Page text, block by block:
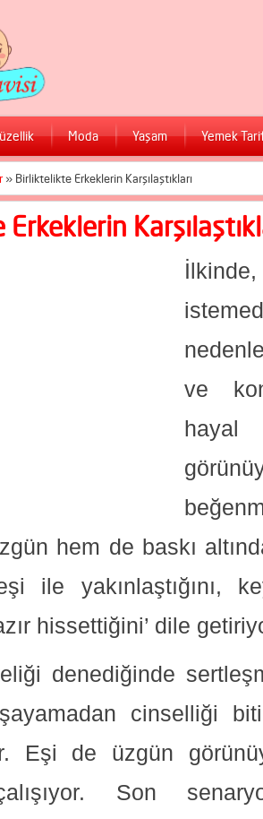
Moda Yaşam Yemek
» Birliktelikte Erkeklerin Karşılaştıkları
İlkinde,
ve
hayal
hem de baskı
ile yakınlaştığını,
hissettiğini’ dile
denediğinde
cinselliği
Eşi de üzgün
Son